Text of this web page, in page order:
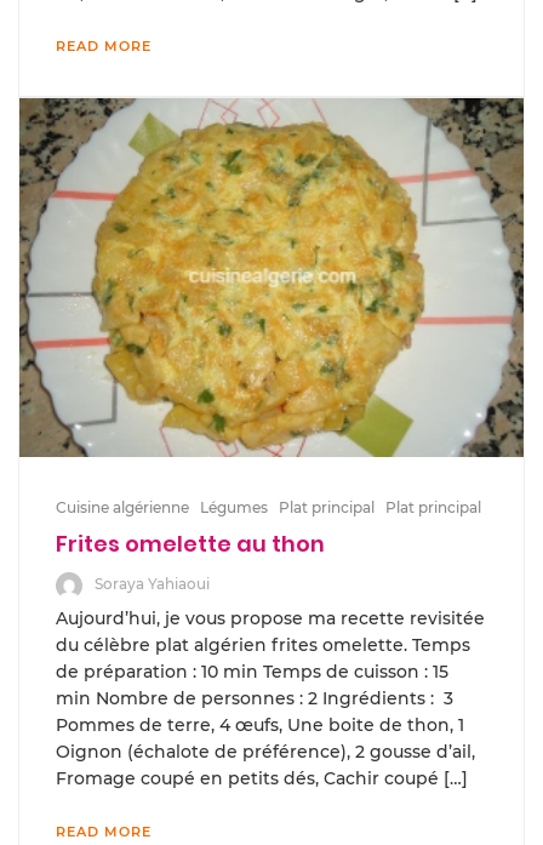
READ MORE
Cuisine algérienne Légumes Plat principal Plat principal
Frites omelette au thon
Soraya Yahiaoui
Aujourd’hui, je vous propose ma recette revisitée
du célèbre plat algérien frites omelette. Temps
de préparation : 10 min Temps de cuisson : 15
min Nombre de personnes : 2 Ingrédients : 3
Pommes de terre, 4 œufs, Une boite de thon, 1
Oignon (échalote de préférence), 2 gousse d’ail,
Fromage coupé en petits dés, Cachir coupé […]
READ MORE